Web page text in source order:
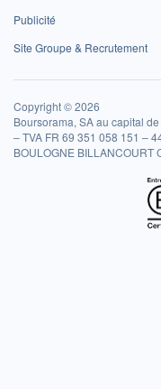
Publicité
Site Groupe & Recrutement
Copyright © 2026
Boursorama, SA au capital
– TVA FR 69 351 058 151 –
BOULOGNE BILLANCOURT